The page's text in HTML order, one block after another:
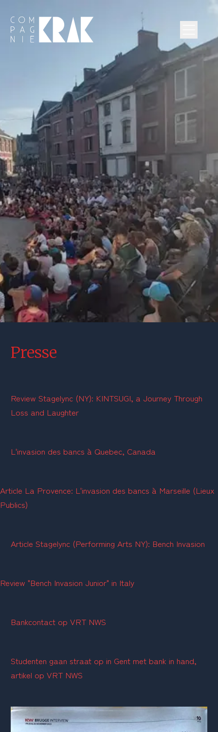
Presse
Review Stagelync (NY): KINTSUGI, a Journey Through
Loss and Laughter
L'invasion des bancs à Quebec, Canada
Article La Provence: L'invasion des bancs à Marseille (Lieux
Publics)
Article Stagelync (Performing Arts NY): Bench Invasion
Review "Bench Invasion Junior" in Italy
Bankcontact op VRT NWS
Studenten gaan straat op in Gent met bank in hand,
artikel op VRT NWS